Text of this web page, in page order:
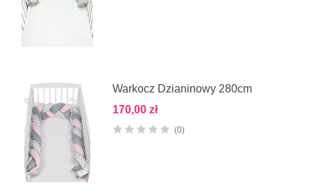
Warkocz Dzianinowy 280cm
170,00 zł
(0)